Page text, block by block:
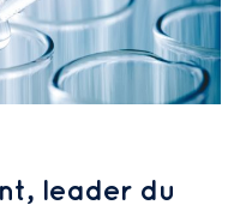
leader du